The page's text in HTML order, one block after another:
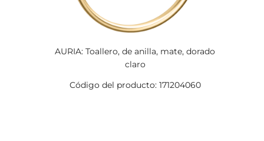
AURIA: Toallero, de anilla, mate, dorado
claro
Código del producto: 171204060